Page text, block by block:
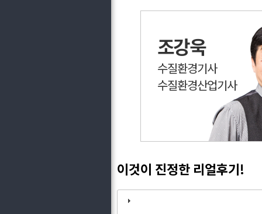
조강욱
수질환경기사
수질환경산업기사
이것이 진정한 리얼후기!